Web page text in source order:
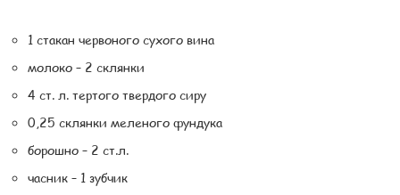
1 стакан червоного сухого вина
молоко – 2 склянки
4 ст. л. тертого твердого сиру
0,25 склянки меленого фундука
борошно – 2 ст.л.
часник – 1 зубчик